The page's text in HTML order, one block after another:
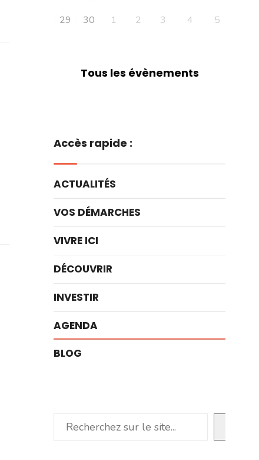
29 30 1 2 3 4 5
Tous les évènements
Accès rapide :
ACTUALITÉS
VOS DÉMARCHES
VIVRE ICI
DÉCOUVRIR
INVESTIR
AGENDA
BLOG
Rechercher